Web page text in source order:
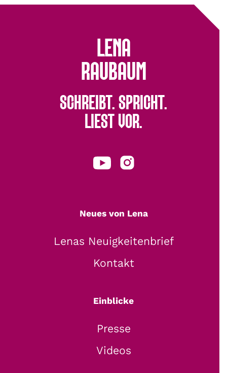
LENA
RAUBAUM
SCHREIBT. SPRICHT.
LIEST VOR.
Neues von Lena
Lenas Neuigkeitenbrief
Kontakt
Einblicke
Presse
Videos